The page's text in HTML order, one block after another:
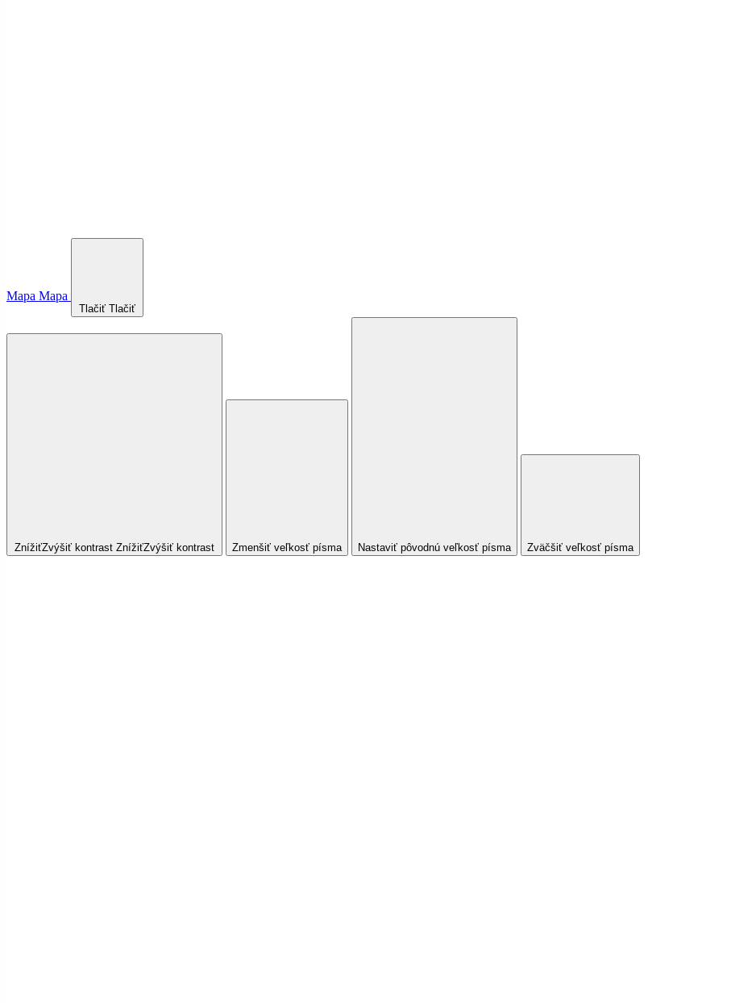
Mapa Mapa
Tlačiť Tlačiť
ZnížiťZvýšiť kontrast ZnížiťZvýšiť kontrast Zmenšiť veľkosť písma Nastaviť pôvodnú veľkosť písma Zväčšiť veľkosť písma